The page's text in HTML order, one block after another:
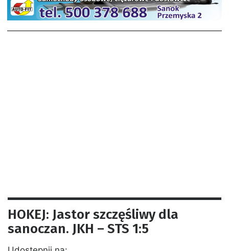
HOKEJ: Jastor szczęśliwy dla
sanoczan. JKH – STS 1:5